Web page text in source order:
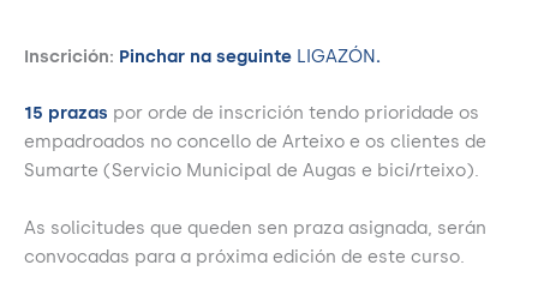
Inscrición: Pinchar na seguinte LIGAZÓN.
15 prazas por orde de inscrición tendo prioridade os
empadroados no concello de Arteixo e os clientes de
Sumarte (Servicio Municipal de Augas e bici/rteixo).
As solicitudes que queden sen praza asignada, serán
convocadas para a próxima edición de este curso.